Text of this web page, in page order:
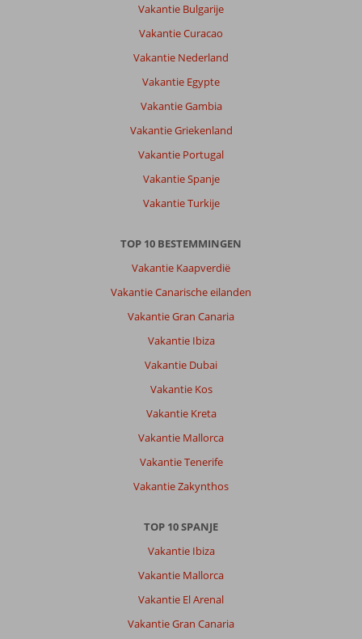
Vakantie Bulgarije
Vakantie Curacao
Vakantie Nederland
Vakantie Egypte
Vakantie Gambia
Vakantie Griekenland
Vakantie Portugal
Vakantie Spanje
Vakantie Turkije
TOP 10 BESTEMMINGEN
Vakantie Kaapverdië
Vakantie Canarische eilanden
Vakantie Gran Canaria
Vakantie Ibiza
Vakantie Dubai
Vakantie Kos
Vakantie Kreta
Vakantie Mallorca
Vakantie Tenerife
Vakantie Zakynthos
TOP 10 SPANJE
Vakantie Ibiza
Vakantie Mallorca
Vakantie El Arenal
Vakantie Gran Canaria